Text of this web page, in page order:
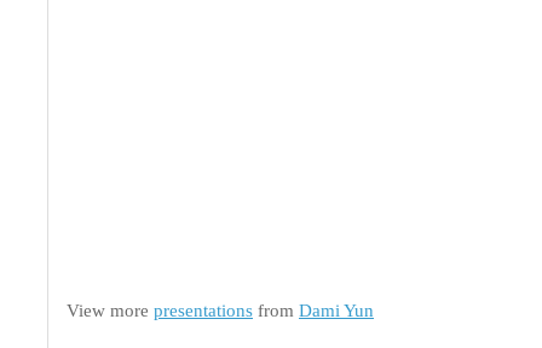
View more presentations from Dami Yun